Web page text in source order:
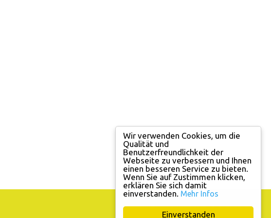
Einverstanden
Wir verwenden Cookies, um die
Qualität und
Benutzerfreundlichkeit der
Webseite zu verbessern und Ihnen
einen besseren Service zu bieten.
Wenn Sie auf Zustimmen klicken,
erklären Sie sich damit
einverstanden. Mehr Infos
IMPRESSUM DATENSCHUTZ